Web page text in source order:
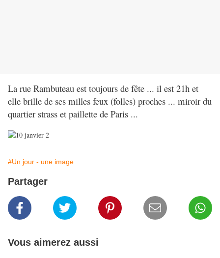
La rue Rambuteau est toujours de fête ... il est 21h et
elle brille de ses milles feux (folles) proches ... miroir du
quartier strass et paillette de Paris ...
#Un jour - une image
Partager
Vous aimerez aussi